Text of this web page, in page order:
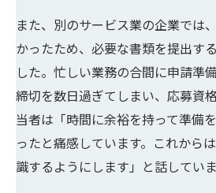
また、別のサービス業の企業では
かったため、必要な書類を提出す
した。忙しい業務の合間に申請準
締切を数日過ぎてしまい、応募資
当者は「時間に余裕を持って準備
ったと痛感しています。これから
識するようにします」と話していま